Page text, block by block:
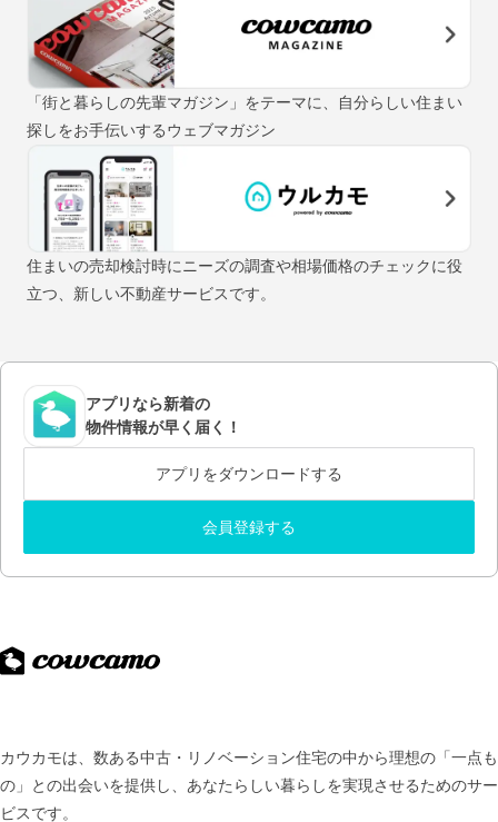
「街と暮らしの先輩マガジン」をテーマに、自分らしい住まい
探しをお手伝いするウェブマガジン
住まいの売却検討時にニーズの調査や相場価格のチェックに役
立つ、新しい不動産サービスです。
アプリなら新着の
物件情報が早く届く！
アプリをダウンロードする
会員登録する
カウカモは、数ある中古・リノベーション住宅の中から理想の「一点も
の」との出会いを提供し、 あなたらしい暮らしを実現させるためのサー
ビスです。